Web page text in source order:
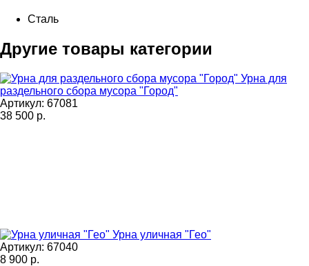
Сталь
Другие товары категории
Урна для
раздельного сбора мусора "Город"
Артикул: 67081
38 500 р.
Урна уличная "Гео"
Артикул: 67040
8 900 р.